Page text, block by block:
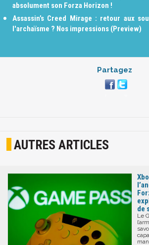
absolument son Forza Horizon !
Assassin’s Creed Mirage : retour aux
l'archaïsme ? Nos impressions (Preview)
Partagez
AUTRES ARTICLES
de
Le